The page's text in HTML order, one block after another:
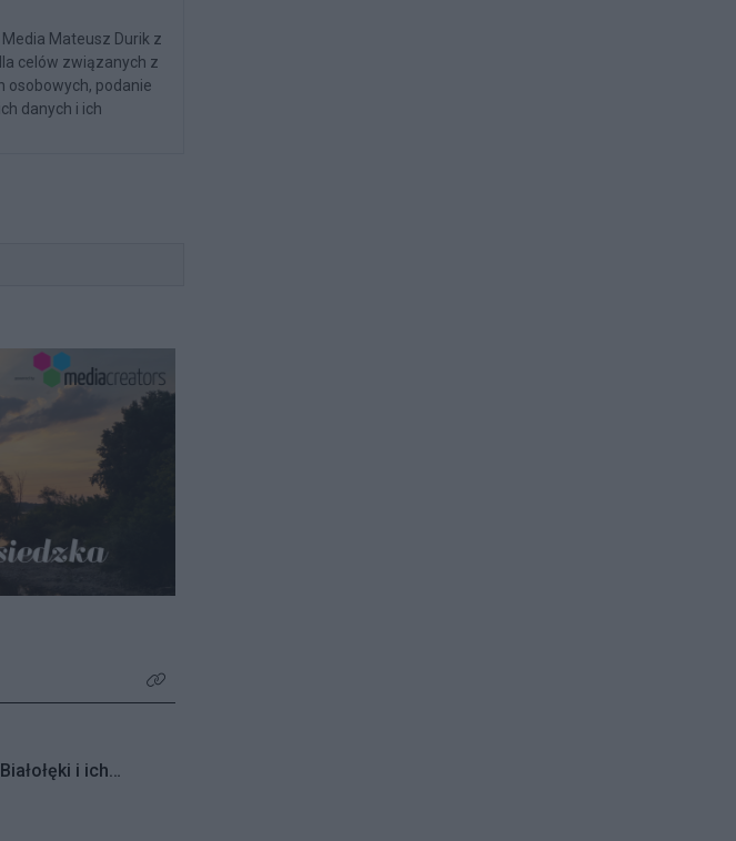
Mateusz Durik z
celów związanych z
osobowych, podanie
danych i ich
Kliknij aby zobaczyć więcej
i ich
placach zabaw